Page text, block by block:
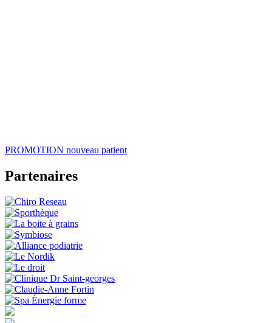
PROMOTION nouveau patient
Partenaires